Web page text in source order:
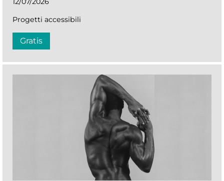
Progetti accessibili
Gratis